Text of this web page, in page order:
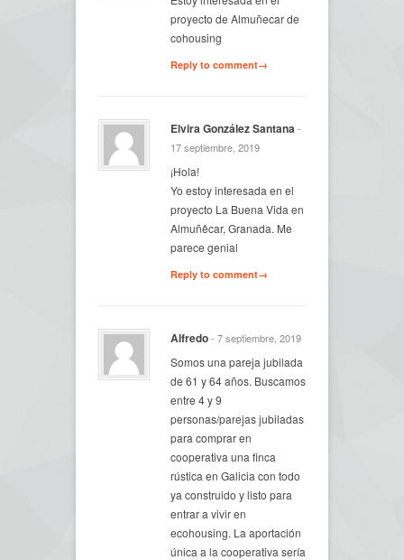
proyecto de Almuñecar de
cohousing
Reply to comment→
Elvira González Santana-
17 septiembre, 2019
¡Hola!
Yo estoy interesada en el
proyecto La Buena Vida en
Almuñêcar, Granada. Me
parece genial
Reply to comment→
Alfredo- 7 septiembre, 2019
Somos una pareja jubilada
de 61 y 64 años. Buscamos
entre 4 y 9
personas/parejas jubiladas
para comprar en
cooperativa una finca
rústica en Galicia con todo
ya construido y listo para
entrar a vivir en
ecohousing. La aportación
única a la cooperativa sería